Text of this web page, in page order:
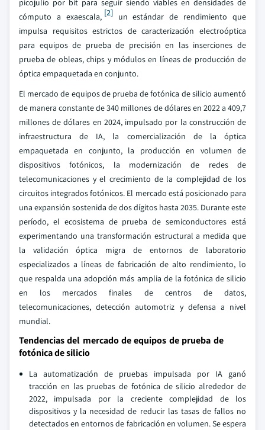
picojulio por bit para seguir siendo viables en densidades de
cómputo a exaescala, [2]un estándar de rendimiento que
impulsa requisitos estrictos de caracterización electroóptica
para equipos de prueba de precisión en las inserciones de
prueba de obleas, chips y módulos en líneas de producción de
óptica empaquetada en conjunto.
El mercado de equipos de prueba de fotónica de silicio aumentó
de manera constante de 340 millones de dólares en 2022 a 409,7
millones de dólares en 2024, impulsado por la construcción de
infraestructura de IA, la comercialización de la óptica
empaquetada en conjunto, la producción en volumen de
dispositivos fotónicos, la modernización de redes de
telecomunicaciones y el crecimiento de la complejidad de los
circuitos integrados fotónicos. El mercado está posicionado para
una expansión sostenida de dos dígitos hasta 2035. Durante este
período, el ecosistema de prueba de semiconductores está
experimentando una transformación estructural a medida que
la validación óptica migra de entornos de laboratorio
especializados a líneas de fabricación de alto rendimiento, lo
que respalda una adopción más amplia de la fotónica de silicio
en los mercados finales de centros de datos,
telecomunicaciones, detección automotriz y defensa a nivel
mundial.
Tendencias del mercado de equipos de prueba de
fotónica de silicio
La automatización de pruebas impulsada por IA ganó
tracción en las pruebas de fotónica de silicio alrededor de
2022, impulsada por la creciente complejidad de los
dispositivos y la necesidad de reducir las tasas de fallos no
detectados en entornos de fabricación en volumen. Se espera